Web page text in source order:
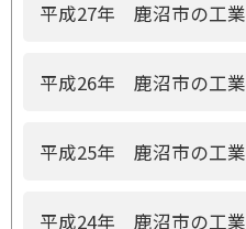
平成27年 鹿沼市の工業
平成26年 鹿沼市の工業
平成25年 鹿沼市の工業
平成24年 鹿沼市の工業